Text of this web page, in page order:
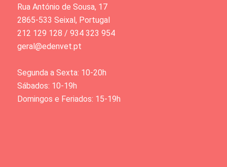
Rua António de Sousa, 17
2865-533 Seixal, Portugal
212 129 128 / 934 323 954
geral@edenvet.pt
Segunda a Sexta: 10-20h
Sábados: 10-19h
Domingos e Feriados: 15-19h